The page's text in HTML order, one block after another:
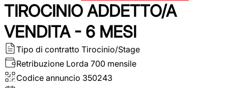
TIROCINIO ADDETTO/A
VENDITA - 6 MESI
Tipo di contratto Tirocinio/Stage
Retribuzione Lorda 700 mensile
Codice annuncio 350243